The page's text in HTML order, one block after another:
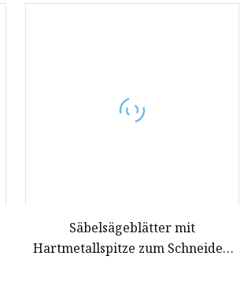
Säbelsägeblätter mit
Hartmetallspitze zum Schneiden